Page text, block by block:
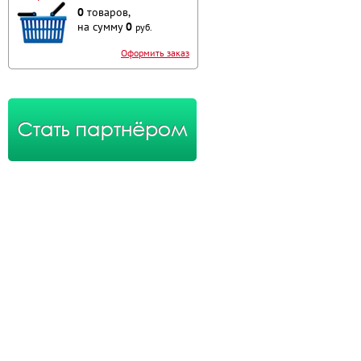
0 товаров,
на сумму0 руб.
Оформить заказ